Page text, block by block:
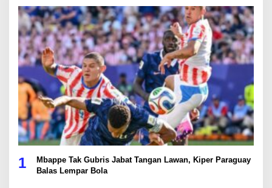
1
Mbappe Tak Gubris Jabat Tangan Lawan, Kiper Paraguay
Balas Lempar Bola